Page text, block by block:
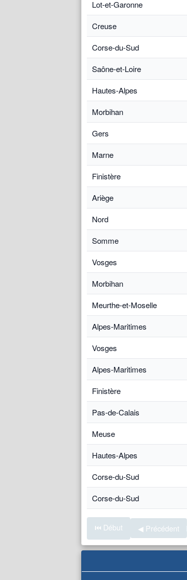
Lot-et-Garonne
Creuse
Corse-du-Sud
Saône-et-Loire
Hautes-Alpes
Morbihan
Gers
Marne
Finistère
Ariège
Nord
Somme
Vosges
Morbihan
Meurthe-et-Moselle
Alpes-Maritimes
Vosges
Alpes-Maritimes
Finistère
Pas-de-Calais
Meuse
Hautes-Alpes
Corse-du-Sud
Corse-du-Sud
⏮ Début ◀ Précédent